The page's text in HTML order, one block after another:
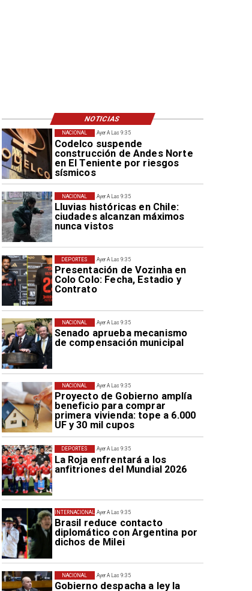
Ayer A Las 9:35
Codelco suspende
construcción de Andes Norte
en El Teniente por riesgos
sísmicos
NACIONAL
Ayer A Las 9:35
Lluvias históricas en Chile:
ciudades alcanzan máximos
nunca vistos
NACIONAL
Ayer A Las 9:35
Presentación de Vozinha en
Colo Colo: Fecha, Estadio y
Contrato
DEPORTES
Ayer A Las 9:35
Senado aprueba mecanismo
de compensación municipal
NACIONAL
Ayer A Las 9:35
Proyecto de Gobierno amplía
beneficio para comprar
primera vivienda: tope a 6.000
UF y 30 mil cupos
NACIONAL
Ayer A Las 9:35
La Roja enfrentará a los
anfitriones del Mundial 2026
DEPORTES
Ayer A Las 9:35
Brasil reduce contacto
diplomático con Argentina por
dichos de Milei
INTERNACIONAL
Ayer A Las 9:35
Gobierno despacha a ley la
NACIONAL
NOTICIAS